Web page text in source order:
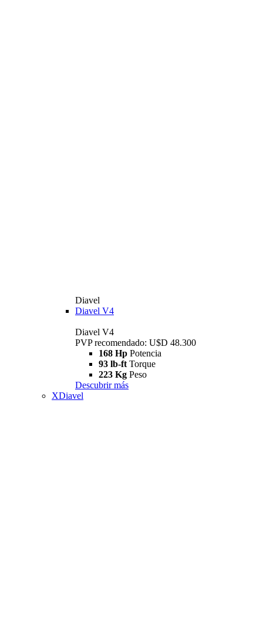
Diavel
Diavel V4
Diavel V4
PVP recomendado: U$D 48.300
168 Hp Potencia
93 lb-ft Torque
223 Kg Peso
Descubrir más
XDiavel